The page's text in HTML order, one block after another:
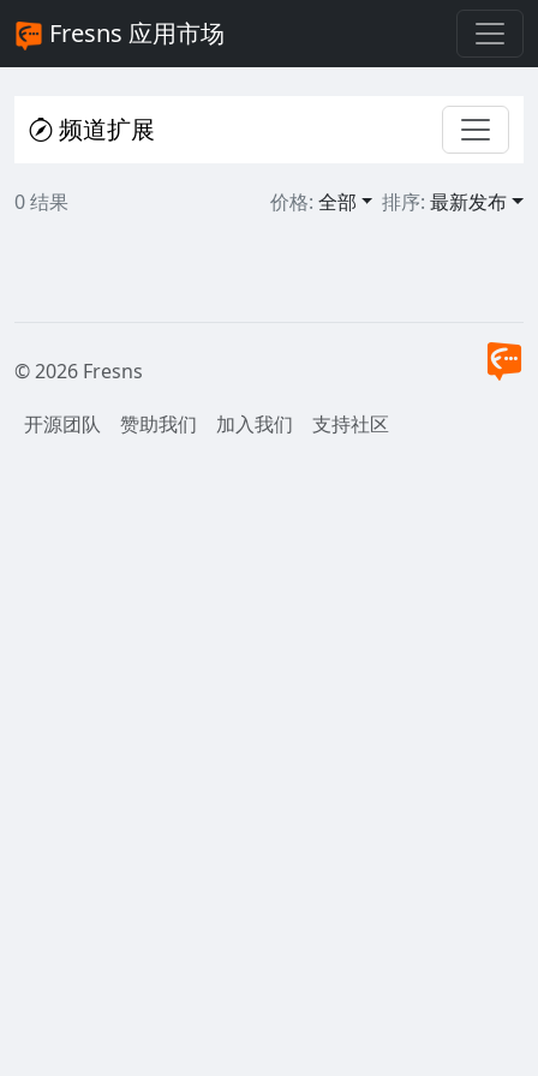
Fresns 应用市场
频道扩展
0 结果 价格: 全部 排序:最新发布
© 2026 Fresns
开源团队
赞助我们 加入我们 支持社区